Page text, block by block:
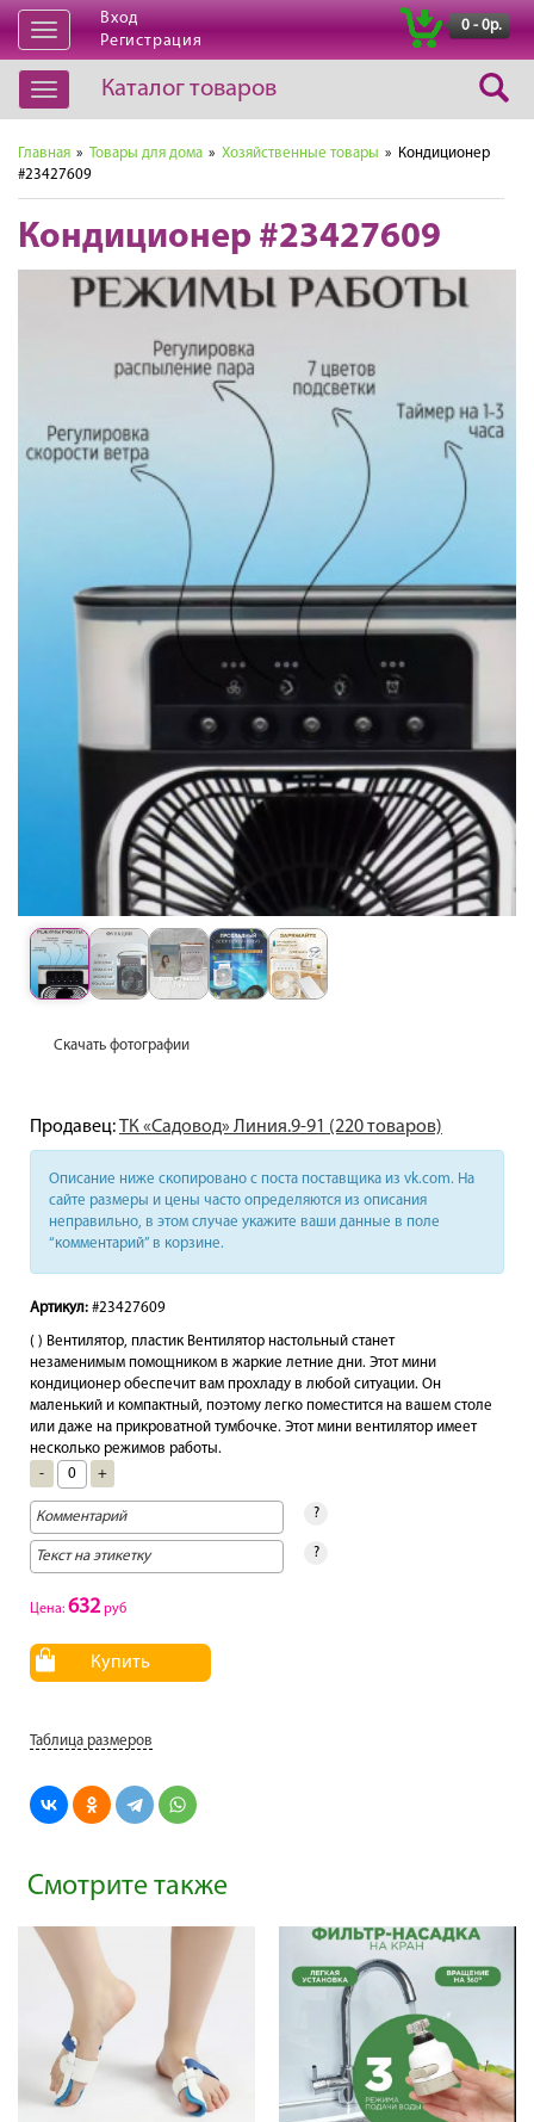
Открыть
навигацию
Вход
Регистрация
0 - 0р.
Открыть
навигацию
Каталог товаров
Главная » Товары для дома » Хозяйственные товары » Кондиционер
#23427609
Кондиционер #23427609
Скачать фотографии
Продавец:ТК «Садовод» Линия.9-91 (220 товаров)
Описание ниже скопировано с поста поставщика из vk.com. На
сайте размеры и цены часто определяются из описания
неправильно, в этом случае укажите ваши данные в поле
“комментарий” в корзине.
Артикул: #23427609
( ) Вентилятор, пластик Вентилятор настольный станет
незаменимым помощником в жаркие летние дни. Этот мини
кондиционер обеспечит вам прохладу в любой ситуации. Он
маленький и компактный, поэтому легко поместится на вашем столе
или даже на прикроватной тумбочке. Этот мини вентилятор имеет
несколько режимов работы.
-
+
?
?
Цена: 632 руб
Купить
Таблица размеров
Смотрите также